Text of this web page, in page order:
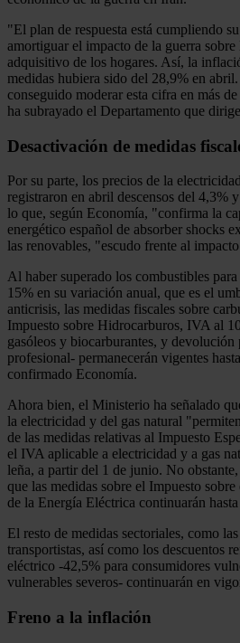
"El plan de respuesta está cumpliendo
amortiguar el impacto de la guerra
adquisitivo de los hogares. Así, la
medidas hubiera sido del 28,9% en
conseguido moderar esta cifra en más
ha subrayado el Departamento que
Desactivación de medidas
Por su parte, los precios de la
registraron en abril descensos del 4,3%
lo que, según Economía, "confirma la
energético español de absorber shocks
las renovables, "escudo frente al
Al haber superado los combustibles
15% en su variación anual, que es el
anticrisis, las medidas fiscales sobre
Impuesto sobre Hidrocarburos, IVA al
gasóleos y biocarburantes, y devolución
profesional- permanecerán vigentes
confirmado Economía.
Ahora bien, el Ministerio ha señalado
la electricidad y del gas natural
de las medidas relativas al Impuesto
el IVA aplicable a electricidad y a gas
leña, a partir del 1 de junio. No
que las medidas sobre el Impuesto
de la Energía Eléctrica continuarán
El resto de medidas sectoriales, como
transportistas, así como los descuentos
eléctrico -42,5% para consumidores
vulnerables severos- continuarán en
Freno a la inflación